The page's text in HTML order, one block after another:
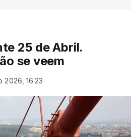
25 de Abril.
se veem
2026, 16:23